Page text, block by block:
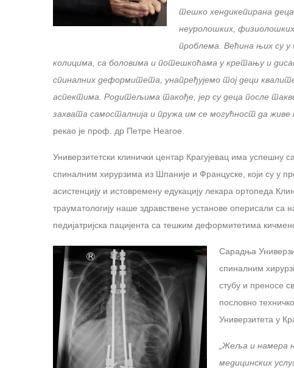
тешко хендикепирана
неуролошких,
проблема. Већина њих су у
колицима, са боловима и потешкоћама у кретању и
спиналних деформитета, унапређујемо тој деци
аспектима. Родитељима такође, јер су деца после
захвата самосталнија и пружа им се могућност да
рекао је проф. др Петре Неагое.
Универзитетски клинички центар Крагујевац има успешну
спиналним хирурзима из Шпаније и Француске, који су у
асистенцију и истовремену едукацију лекара ортопеда
трауматологију наше здравствене установе оперисали са
педијатријска пацијента са тешким деформитетима
Сарадња
спиналним
стубу и преносе
пословно
Универзитета у
„Жеља и намера
медицинских